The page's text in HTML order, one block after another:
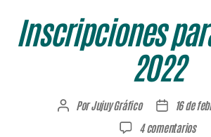
Inscripciones
2022
AutorPorJujuy Gráfico
Fecha16 de
4 comentariosen